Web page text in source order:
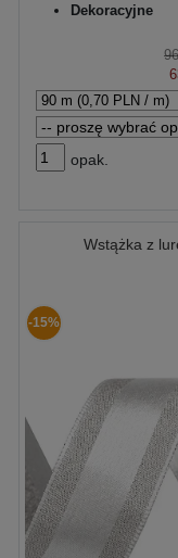
Dekoracyjne
opak.
Wstążka z
-15%